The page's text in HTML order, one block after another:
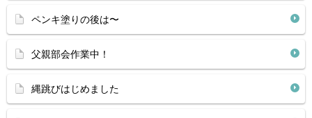
ペンキ塗りの後は〜
父親部会作業中！
縄跳びはじめました